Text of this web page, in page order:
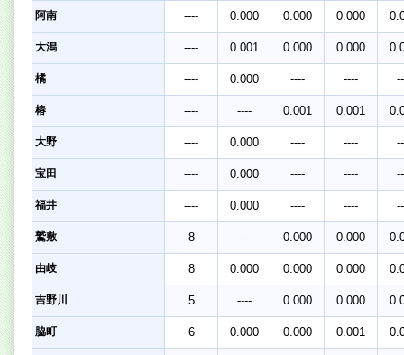
阿南 ---- 0.000 0.000 0.000
大潟 ---- 0.001 0.000 0.000
橘 ---- 0.000 ---- ----
椿 ---- ---- 0.001 0.001
大野 ---- 0.000 ---- ----
宝田 ---- 0.000 ---- ----
福井 ---- 0.000 ---- ----
鷲敷 8 ---- 0.000 0.000
由岐 8 0.000 0.000 0.000
吉野川 5 ---- 0.000 0.000
脇町 6 0.000 0.000 0.001